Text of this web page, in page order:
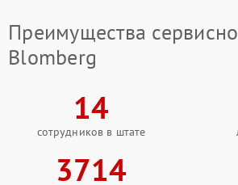
Преимущества
Blomberg
14
сотрудников в штате
3714